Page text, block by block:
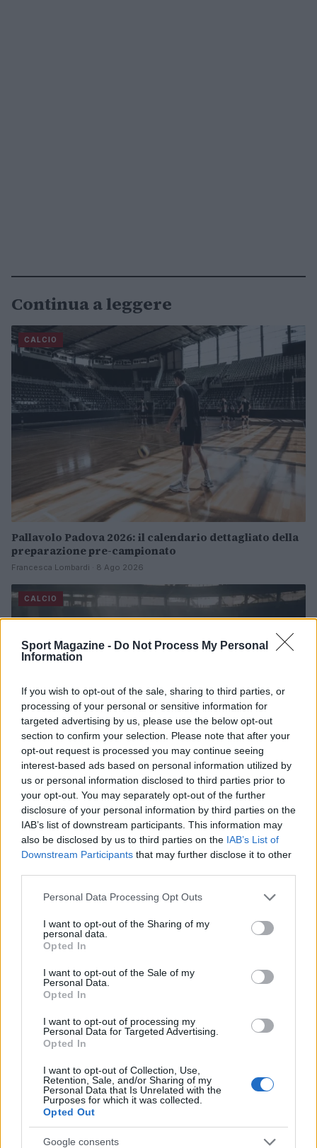
Sport Magazine - Do Not Process My Personal
Information
If you wish to opt-out of the sale, sharing to third parties, or
processing of your personal or sensitive information for
targeted advertising by us, please use the below opt-out
section to confirm your selection. Please note that after your
opt-out request is processed you may continue seeing
interest-based ads based on personal information utilized by
us or personal information disclosed to third parties prior to
your opt-out. You may separately opt-out of the further
disclosure of your personal information by third parties on the
IAB’s list of downstream participants. This information may
also be disclosed by us to third parties on the IAB’s List of
Downstream Participants that may further disclose it to other
Please note that this website/app uses one or more Google
not limited to your visit or usage behaviour. You may click to
grant or deny consent to Google and its third-party tags to
use your data for below specified purposes in below Google
consent section.
Personal Data Processing Opt Outs
I want to opt-out of the Sharing of my
personal data.
Opted In
I want to opt-out of the Sale of my
Personal Data.
Opted In
I want to opt-out of processing my
Personal Data for Targeted Advertising.
Opted In
I want to opt-out of Collection, Use,
Retention, Sale, and/or Sharing of my
Personal Data that Is Unrelated with the
Purposes for which it was collected.
Opted Out
Google consents
Continua a leggere
CALCIO
Pallavolo Padova 2026: il calendario dettagliato della
preparazione pre-campionato
Francesca Lombardi · 8 Ago 2026
CALCIO
Boxe: Callum Walsh preferisce Aaron McKenna a
Stephen McKenna per un match all’irlandese
Andrea Conforti · 8 Ago 2026
CALCIO
LIV Golf New York 2026: Niemann in testa con un
impressionante vantaggio
Francesca Lombardi · 8 Ago 2026
PIÙ LETTI